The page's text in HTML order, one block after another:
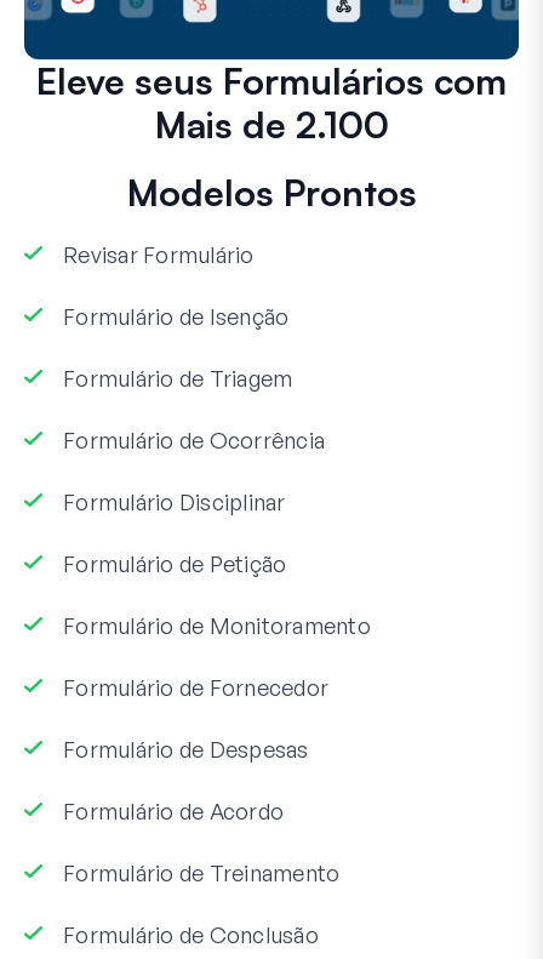
Eleve seus Formulários com
Mais de 2.100
Modelos Prontos
Revisar Formulário
Formulário de Isenção
Formulário de Triagem
Formulário de Ocorrência
Formulário Disciplinar
Formulário de Petição
Formulário de Monitoramento
Formulário de Fornecedor
Formulário de Despesas
Formulário de Acordo
Formulário de Treinamento
Formulário de Conclusão